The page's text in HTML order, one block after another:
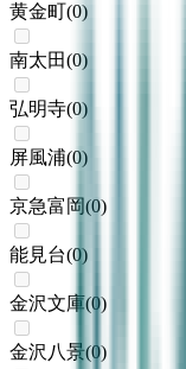
黄金町(0)
南太田(0)
弘明寺(0)
屏風浦(0)
京急富岡(0)
能見台(0)
金沢文庫(0)
金沢八景(0)